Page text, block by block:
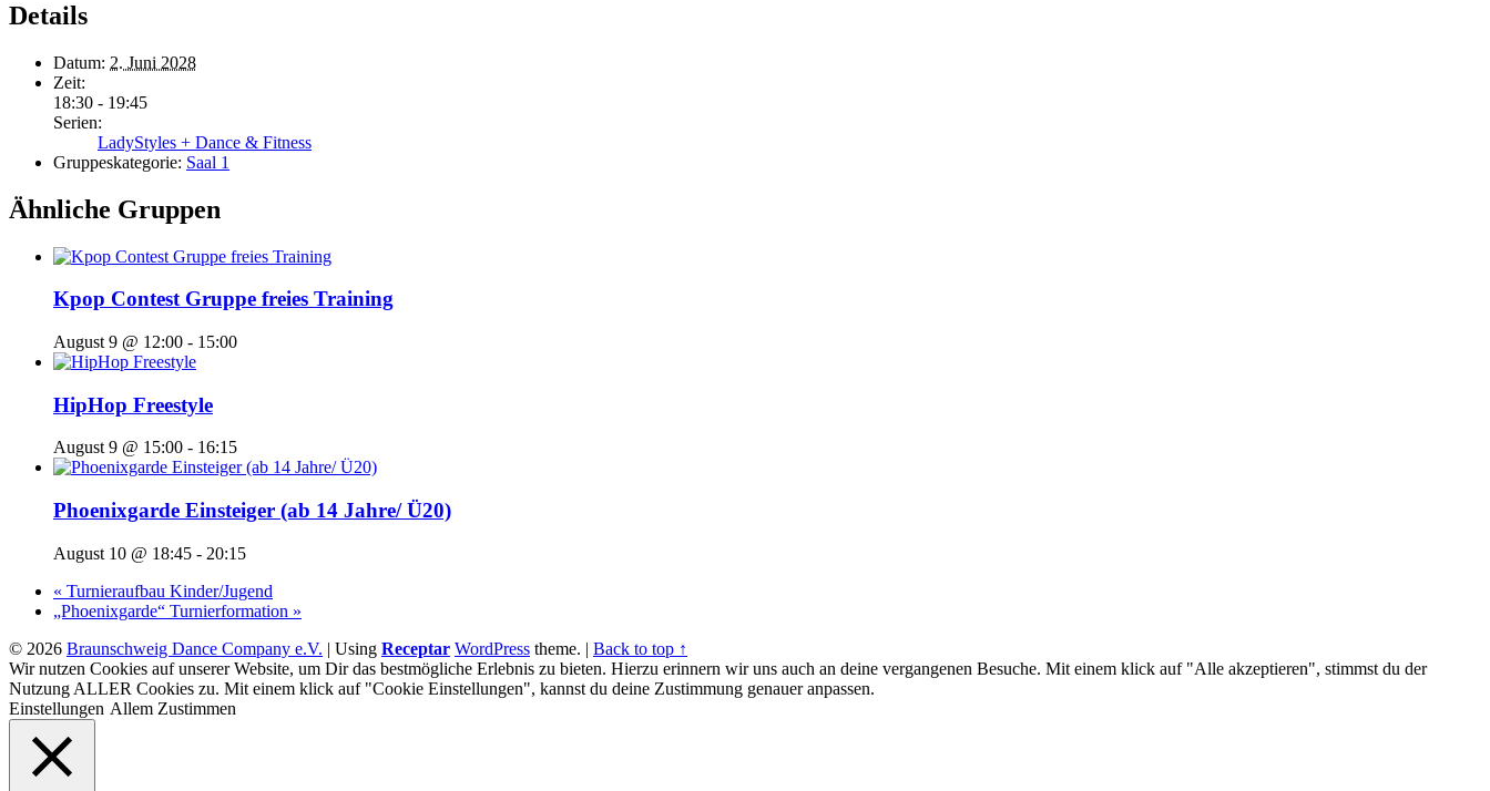
Details
Datum: 2. Juni 2028
Zeit:
18:30 - 19:45
Serien:
LadyStyles + Dance & Fitness
Gruppeskategorie: Saal 1
Ähnliche Gruppen
Kpop Contest Gruppe freies Training
August 9 @ 12:00 - 15:00
HipHop Freestyle
August 9 @ 15:00 - 16:15
Phoenixgarde Einsteiger (ab 14 Jahre/ Ü20)
August 10 @ 18:45 - 20:15
« Turnieraufbau Kinder/Jugend
„Phoenixgarde“ Turnierformation »
© 2026 Braunschweig Dance Company e.V. | Using Receptar WordPress theme. | Back to top ↑
Wir nutzen Cookies auf unserer Website, um Dir das bestmögliche Erlebnis zu bieten. Hierzu erinnern wir uns auch an deine vergangenen Besuche. Mit einem klick auf "Alle akzeptieren", stimmst du der
Nutzung ALLER Cookies zu. Mit einem klick auf "Cookie Einstellungen", kannst du deine Zustimmung genauer anpassen.
Einstellungen Allem Zustimmen